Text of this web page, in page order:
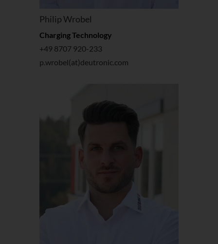
Philip Wrobel
Charging Technology
+49 8707 920-233
p.wrobel(at)deutronic.com